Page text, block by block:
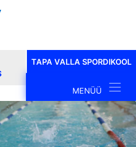
TAPA VALLA SPORDIKOOL
MainMENÜÜ